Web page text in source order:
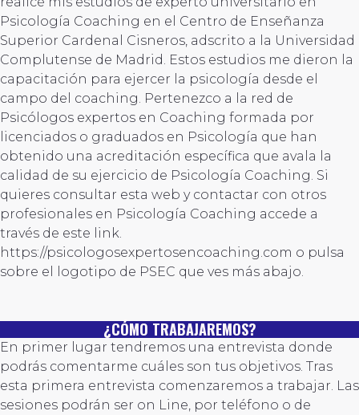
Psicología Coaching en el Centro de Enseñanza
Superior Cardenal Cisneros, adscrito a la Universidad
Complutense de Madrid. Estos estudios me dieron la
capacitación para ejercer la psicología desde el
campo del coaching. Pertenezco a la red de
Psicólogos expertos en Coaching formada por
licenciados o graduados en Psicología que han
obtenido una acreditación específica que avala la
calidad de su ejercicio de Psicología Coaching. Si
quieres consultar esta web y contactar con otros
profesionales en Psicología Coaching accede a
través de este link.
https://psicologosexpertosencoaching.com o pulsa
sobre el logotipo de PSEC que ves más abajo.
¿CÓMO TRABAJAREMOS?
En primer lugar tendremos una entrevista donde
podrás comentarme cuáles son tus objetivos. Tras
esta primera entrevista comenzaremos a trabajar. Las
sesiones podrán ser on Line, por teléfono o de